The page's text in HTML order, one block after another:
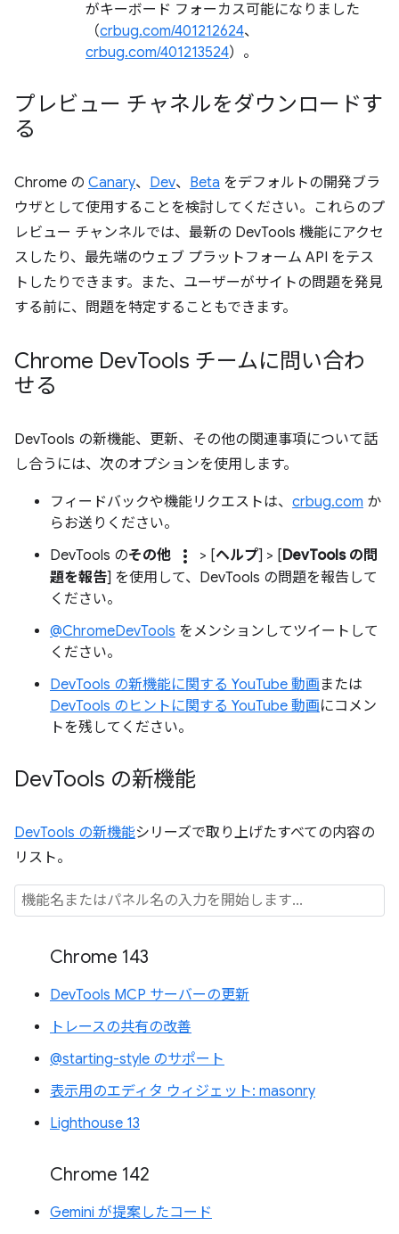
がキーボード フォーカス可能になりました
（crbug.com/401212624、
crbug.com/401213524）。
プレビュー チャネルをダウンロードす
る
Chrome の Canary、 Dev、 Beta をデフォルトの開発ブラ
ウザとして使用することを検討してください。これらのプ
レビュー チャンネルでは、最新の DevTools 機能にアクセ
スしたり、最先端のウェブ プラットフォーム API をテス
トしたりできます。また、ユーザーがサイトの問題を発見
する前に、問題を特定することもできます。
Chrome DevTools チームに問い合わ
せる
DevTools の新機能、更新、その他の関連事項について話
し合うには、次のオプションを使用します。
フィードバックや機能リクエストは、 crbug.com か
らお送りください。
DevTools のその他 more_vert > [ヘルプ] > [DevTools の問
題を報告] を使用して、DevTools の問題を報告して
ください。
@ChromeDevTools をメンションしてツイートして
ください。
DevTools の新機能に関する YouTube 動画 または
DevTools のヒントに関する YouTube 動画にコメン
トを残してください。
DevTools の新機能
DevTools の新機能シリーズで取り上げたすべての内容の
リスト。
Chrome 143
DevTools MCP サーバーの更新
トレースの共有の改善
@starting-style のサポート
表示用のエディタ ウィジェット: masonry
Lighthouse 13
Chrome 142
Gemini が提案したコード